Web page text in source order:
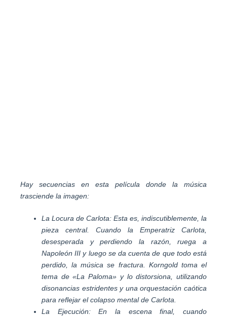
Hay secuencias en esta película donde la música
trasciende la imagen:
La Locura de Carlota: Esta es, indiscutiblemente, la
pieza central. Cuando la Emperatriz Carlota,
desesperada y perdiendo la razón, ruega a
Napoleón III y luego se da cuenta de que todo está
perdido, la música se fractura. Korngold toma el
tema de «La Paloma» y lo distorsiona, utilizando
disonancias estridentes y una orquestación caótica
para reflejar el colapso mental de Carlota.
La Ejecución: En la escena final, cuando